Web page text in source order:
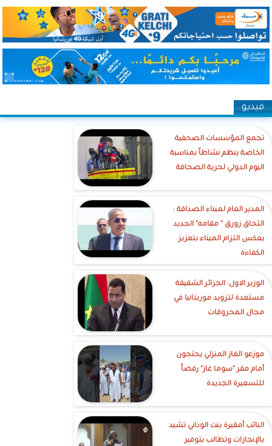
فيديو
تجمع المؤسسات الصحفية
الخاصة ينظم نشاطاً بمناسبة
اليوم الدولي لحرية الصحافة
‎المدير العام لميناء الصداقة :
التحاق زورق " مقامه" الجديد
يعكس التزام الميناء بتعزيز
الكفاءة
الوزير الاول: الجزائر الشقيقة
مستعدة لتزويد موريتانيا في
مجال المحروقات
موزعو الغاز المنزلي يحتجون
أمام مقر "سوما غاز" رفضاً
للتسعيرة الجديدة
النائب أمقيرة بنت الوداني تشيد
بالإنجازات وتطالب بتوفير